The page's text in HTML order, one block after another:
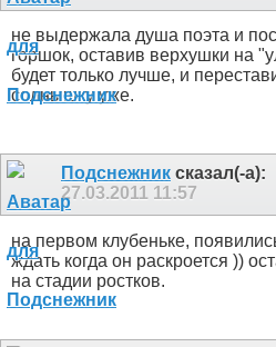
не выдержала душа поэта и
горшок, оставив верхушки на
будет только лучше, и
солнышку уже.
Подснежник сказал(-а):
27.03.2011 11:57
на первом клубеньке,
ждать когда он раскроется ))
на стадии ростков.